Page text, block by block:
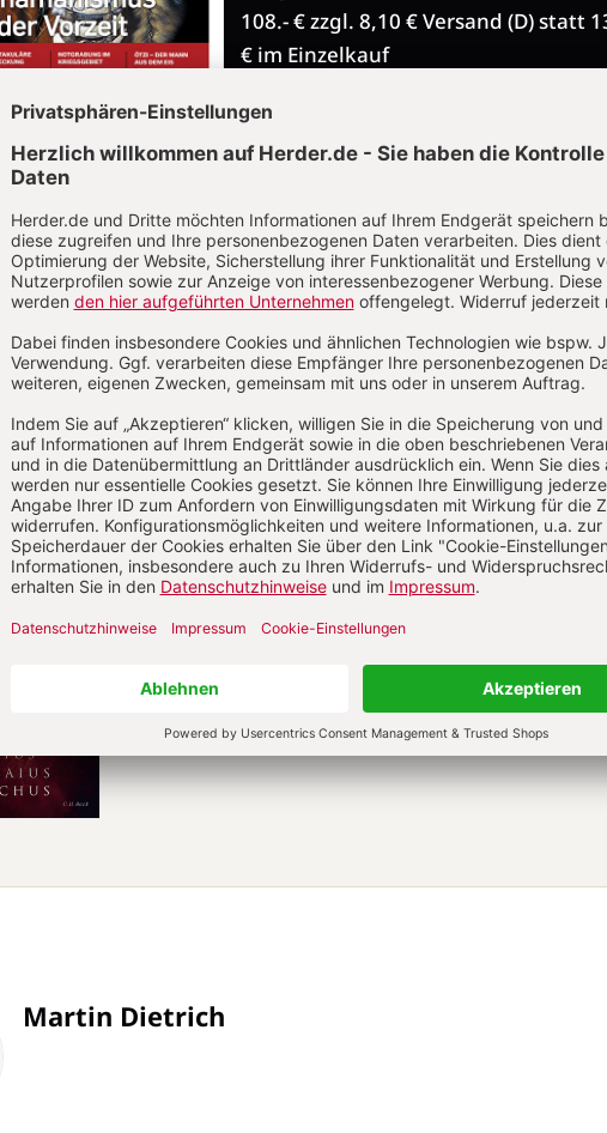
108.- € zzgl. 8,10 € Versand (D) statt
€ im Einzelkauf
12,- € pro Ausgabe im Abo
insgesamt 9 Ausgaben im Jahr: 6
ohne Risiko, jederzeit kündbar
JETZT GRATIS TESTEN
Schubert, Charlotte
Der Tod der Tribune
Gracchus
München: C.H. Beck 2024, 303 S., 19 s/w-Abb., 32 Euro
Martin Dietrich